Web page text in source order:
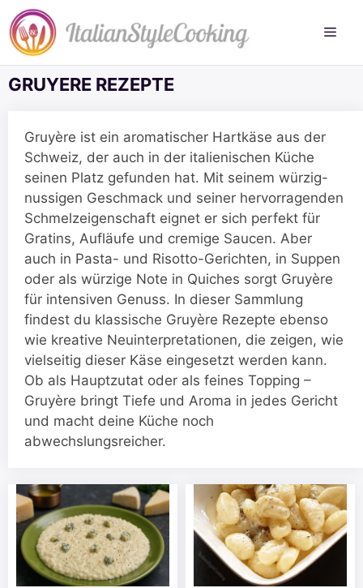
Zum
Inhalt
springen
GRUYERE REZEPTE
Gruyère ist ein aromatischer Hartkäse aus der
Schweiz, der auch in der italienischen Küche
seinen Platz gefunden hat. Mit seinem würzig-
nussigen Geschmack und seiner hervorragenden
Schmelzeigenschaft eignet er sich perfekt für
Gratins, Aufläufe und cremige Saucen. Aber
auch in Pasta- und Risotto-Gerichten, in Suppen
oder als würzige Note in Quiches sorgt Gruyère
für intensiven Genuss. In dieser Sammlung
findest du klassische Gruyère Rezepte ebenso
wie kreative Neuinterpretationen, die zeigen, wie
vielseitig dieser Käse eingesetzt werden kann.
Ob als Hauptzutat oder als feines Topping –
Gruyère bringt Tiefe und Aroma in jedes Gericht
und macht deine Küche noch
abwechslungsreicher.